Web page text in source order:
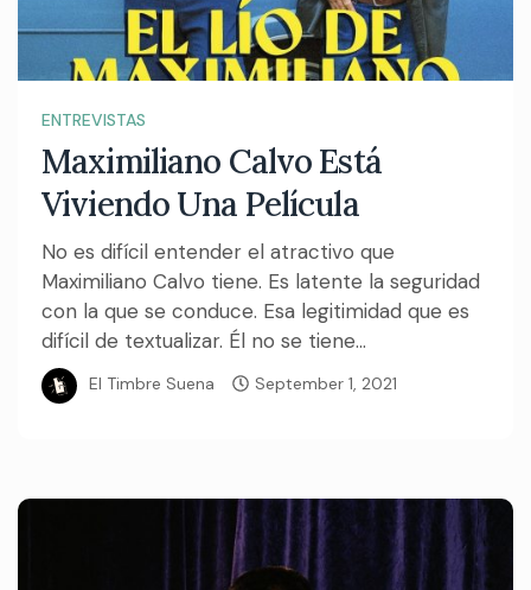
ENTREVISTAS
Maximiliano Calvo Está
Viviendo Una Película
No es difícil entender el atractivo que
Maximiliano Calvo tiene. Es latente la seguridad
con la que se conduce. Esa legitimidad que es
difícil de textualizar. Él no se tiene...
El Timbre Suena September 1, 2021